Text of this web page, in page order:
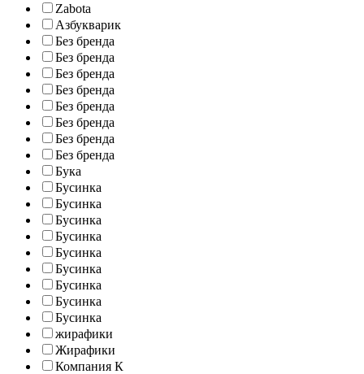
Zabota
Азбукварик
Без бренда
Без бренда
Без бренда
Без бренда
Без бренда
Без бренда
Без бренда
Без бренда
Бука
Бусинка
Бусинка
Бусинка
Бусинка
Бусинка
Бусинка
Бусинка
Бусинка
Бусинка
жирафики
Жирафики
Компания К